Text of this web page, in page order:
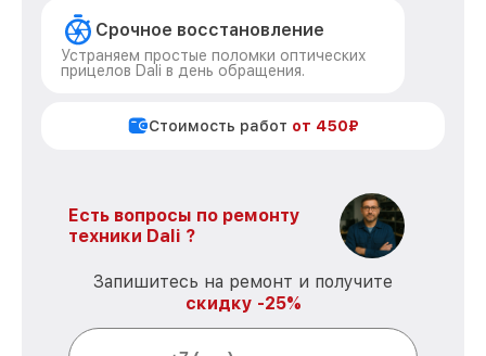
Срочное восстановление
Устраняем простые поломки оптических
прицелов Dali в день обращения.
Стоимость работ от 450₽
Есть вопросы по ремонту
техники Dali ?
Запишитесь на ремонт и получите
скидку -25%